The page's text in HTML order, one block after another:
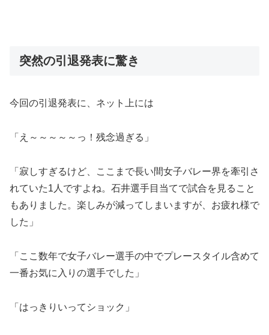
突然の引退発表に驚き
今回の引退発表に、ネット上には
「え～～～～～っ！残念過ぎる」
「寂しすぎるけど、ここまで長い間女子バレー界を牽引さ
れていた1人ですよね。石井選手目当てで試合を見ること
もありました。楽しみが減ってしまいますが、お疲れ様で
した」
「ここ数年で女子バレー選手の中でプレースタイル含めて
一番お気に入りの選手でした」
「はっきりいってショック」